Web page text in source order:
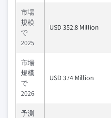
市場
規模
で
2025
USD 352.8 Million
市場
規模
で
2026
USD 374 Million
予測